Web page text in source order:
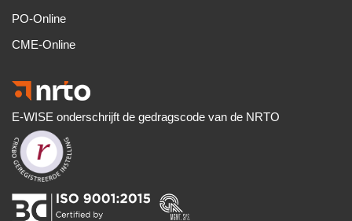
PO-Online
CME-Online
E-WISE onderschrijft de gedragscode van de NRTO